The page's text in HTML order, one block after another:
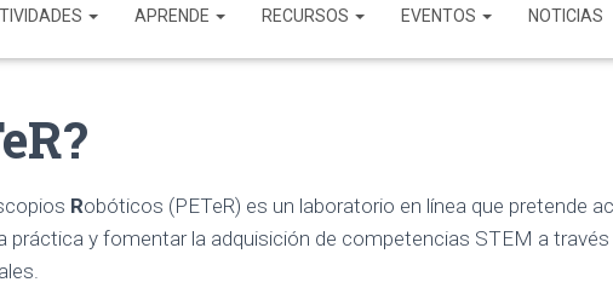
APRENDE RECURSOS EVENTOS NOTICIAS
Robóticos (PETeR) es un laboratorio en línea que pretende
práctica y fomentar la adquisición de competencias STEM a